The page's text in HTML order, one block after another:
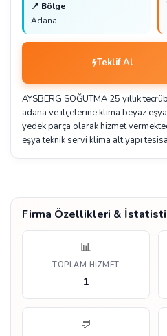
📍 Bölge
Adana
Teklif Al
AYSBERG SOĞUTMA 25 yıllık
adana ve ilçelerine klima beyaz
yedek parça olarak hizmet
eşya teknik servi klima alt yapı
Firma Özellikleri &
📊
TOPLAM HIZMET
1
💬